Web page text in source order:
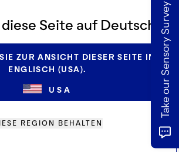
Seite auf Deutsch.
ZUR ANSICHT DIESER SEITE IN
ENGLISCH (USA).
USA
REGION BEHALTEN
Take our Sensory Survey